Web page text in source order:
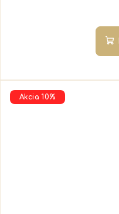
Akcia 10%